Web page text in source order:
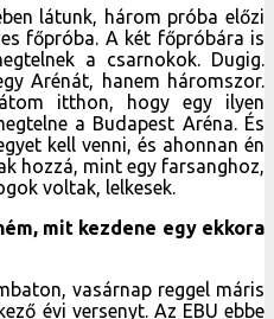
látunk, három próba előzi
főpróba. A két főpróbára is
a csarnokok. Dugig.
Arénát, hanem háromszor.
itthon, hogy egy ilyen
a Budapest Aréna. És
kell venni, és ahonnan én
hozzá, mint egy farsanghoz,
voltak, lelkesek.
mit kezdene egy ekkora
vasárnap reggel máris
évi versenyt. Az EBU ebbe